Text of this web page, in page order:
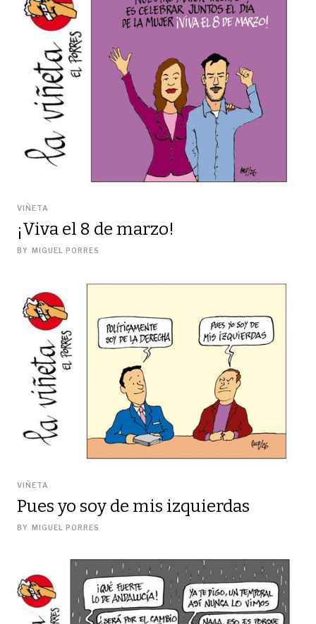
VIÑETA
¡Viva el 8 de marzo!
BY MIGUEL PORRES
VIÑETA
Pues yo soy de mis izquierdas
BY MIGUEL PORRES